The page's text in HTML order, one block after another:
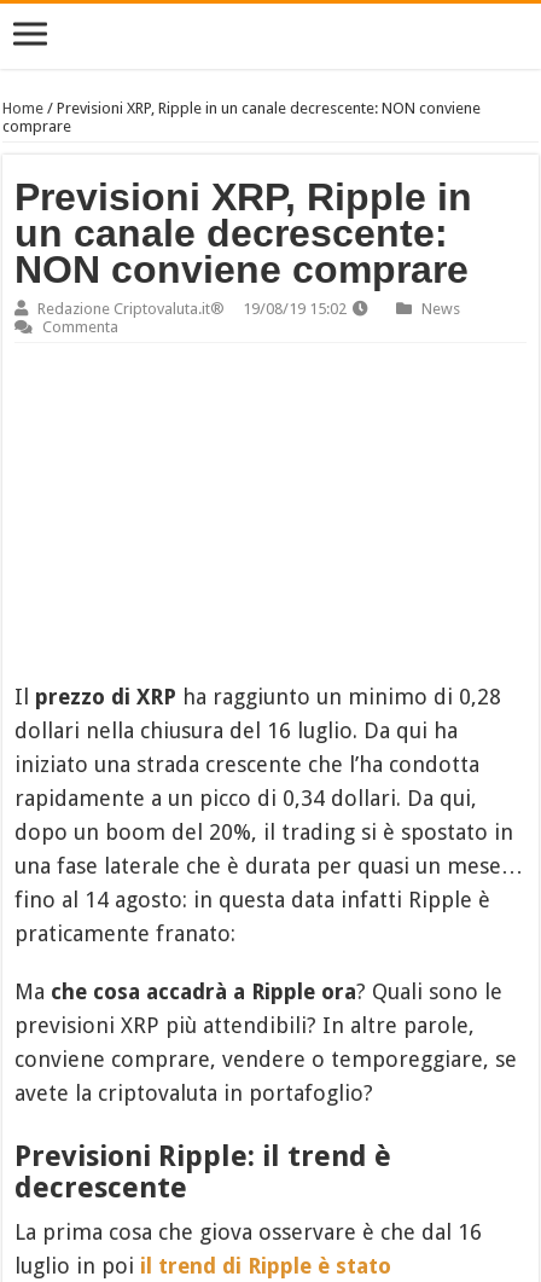
Home /Previsioni XRP, Ripple in un canale decrescente: NON conviene
comprare
Previsioni XRP, Ripple in
un canale decrescente:
NON conviene comprare
Redazione Criptovaluta.it® 19/08/19 15:02
News
Commenta
Il prezzo di XRP ha raggiunto un minimo di 0,28
dollari nella chiusura del 16 luglio. Da qui ha
iniziato una strada crescente che l’ha condotta
rapidamente a un picco di 0,34 dollari. Da qui,
dopo un boom del 20%, il trading si è spostato in
una fase laterale che è durata per quasi un mese…
fino al 14 agosto: in questa data infatti Ripple è
praticamente franato:
Ma che cosa accadrà a Ripple ora? Quali sono le
previsioni XRP più attendibili? In altre parole,
conviene comprare, vendere o temporeggiare, se
avete la criptovaluta in portafoglio?
Previsioni Ripple: il trend è
decrescente
La prima cosa che giova osservare è che dal 16
luglio in poi il trend di Ripple è stato